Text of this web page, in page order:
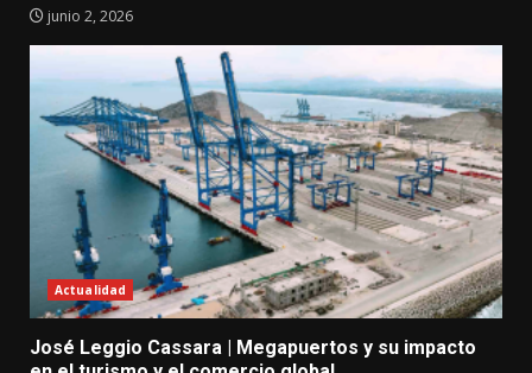
junio 2, 2026
Actualidad
José Leggio Cassara | Megapuertos y su impacto